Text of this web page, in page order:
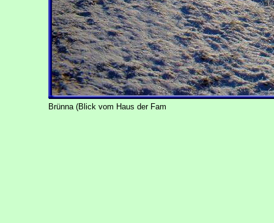
Brünna (Blick vom Haus der Fam